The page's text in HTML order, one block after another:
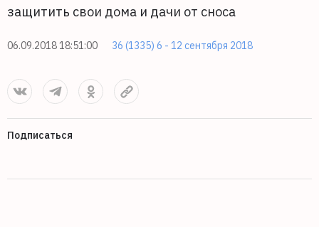
защитить свои дома и дачи от сноса
06.09.2018 18:51:00 36 (1335) 6 - 12 сентября 2018
Подписаться